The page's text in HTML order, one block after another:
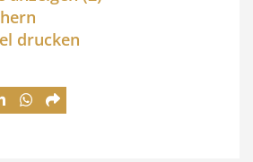
n
n
:
drucken